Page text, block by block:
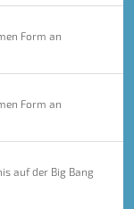
Form an
Form an
auf der Big Bang